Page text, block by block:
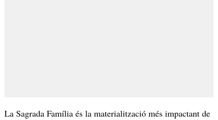
La Sagrada Família és la materialització més impactant de